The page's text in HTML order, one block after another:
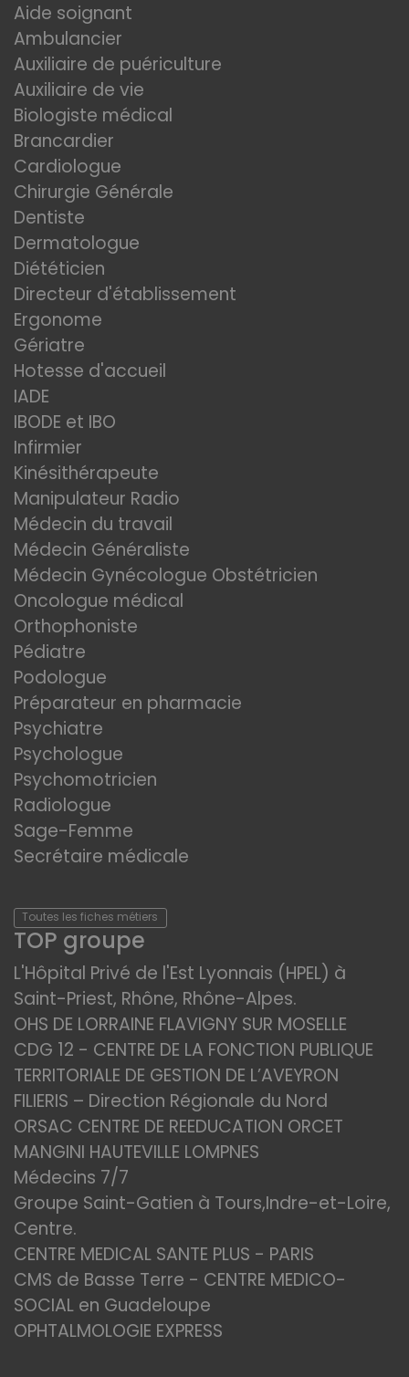
Aide soignant
Ambulancier
Auxiliaire de puériculture
Auxiliaire de vie
Biologiste médical
Brancardier
Cardiologue
Chirurgie Générale
Dentiste
Dermatologue
Diététicien
Directeur d'établissement
Ergonome
Gériatre
Hotesse d'accueil
IADE
IBODE et IBO
Infirmier
Kinésithérapeute
Manipulateur Radio
Médecin du travail
Médecin Généraliste
Médecin Gynécologue Obstétricien
Oncologue médical
Orthophoniste
Pédiatre
Podologue
Préparateur en pharmacie
Psychiatre
Psychologue
Psychomotricien
Radiologue
Sage-Femme
Secrétaire médicale
Toutes les fiches métiers
TOP groupe
L'Hôpital Privé de l'Est Lyonnais (HPEL) à
Saint-Priest, Rhône, Rhône-Alpes.
OHS DE LORRAINE FLAVIGNY SUR MOSELLE
CDG 12 - CENTRE DE LA FONCTION PUBLIQUE
TERRITORIALE DE GESTION DE L’AVEYRON
FILIERIS – Direction Régionale du Nord
ORSAC CENTRE DE REEDUCATION ORCET
MANGINI HAUTEVILLE LOMPNES
Médecins 7/7
Groupe Saint-Gatien à Tours,Indre-et-Loire,
Centre.
CENTRE MEDICAL SANTE PLUS - PARIS
CMS de Basse Terre - CENTRE MEDICO-
SOCIAL en Guadeloupe
OPHTALMOLOGIE EXPRESS